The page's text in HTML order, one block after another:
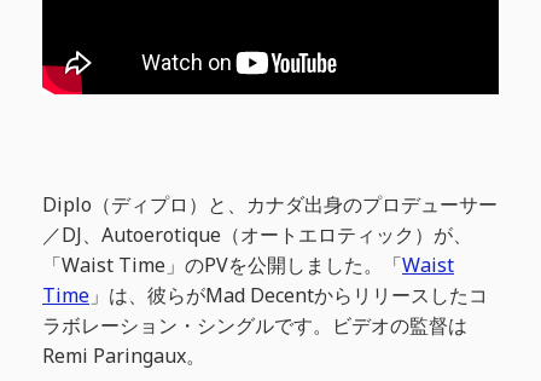
Diplo（ディプロ）と、カナダ出身のプロデューサー
／DJ、Autoerotique（オートエロティック）が、
「Waist Time」のPVを公開しました。「Waist
Time 」は、彼らがMad Decentからリリースしたコ
ラボレーション・シングルです。ビデオの監督は
Remi Paringaux。